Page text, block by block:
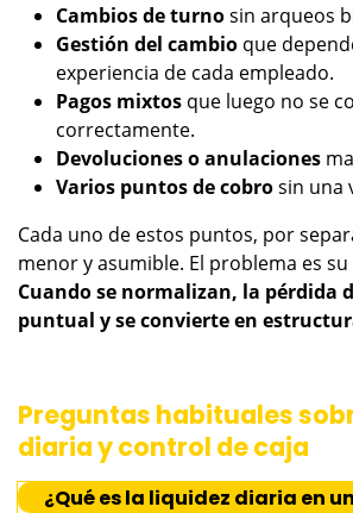
Cambios de turnosin arqueos
Gestión del cambio que
experiencia de cada empleado.
Pagos mixtos que luego no se
correctamente.
Devoluciones o anulaciones
Varios puntos de cobrosin una
Cada uno de estos puntos, por
menor y asumible. El problema es
Cuando se normalizan, la pérdida
puntual y se convierte en
Preguntas habituales
diaria y control de caja
¿Qué es la liquidez diaria en